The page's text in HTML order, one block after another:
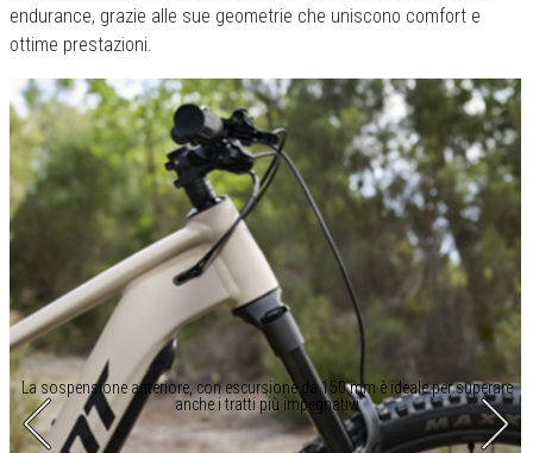
endurance, grazie alle sue geometrie che uniscono comfort e
ottime prestazioni.
La sospensione anteriore, con escursione da 150 mm è ideale per superare
anche i tratti più impegnativi